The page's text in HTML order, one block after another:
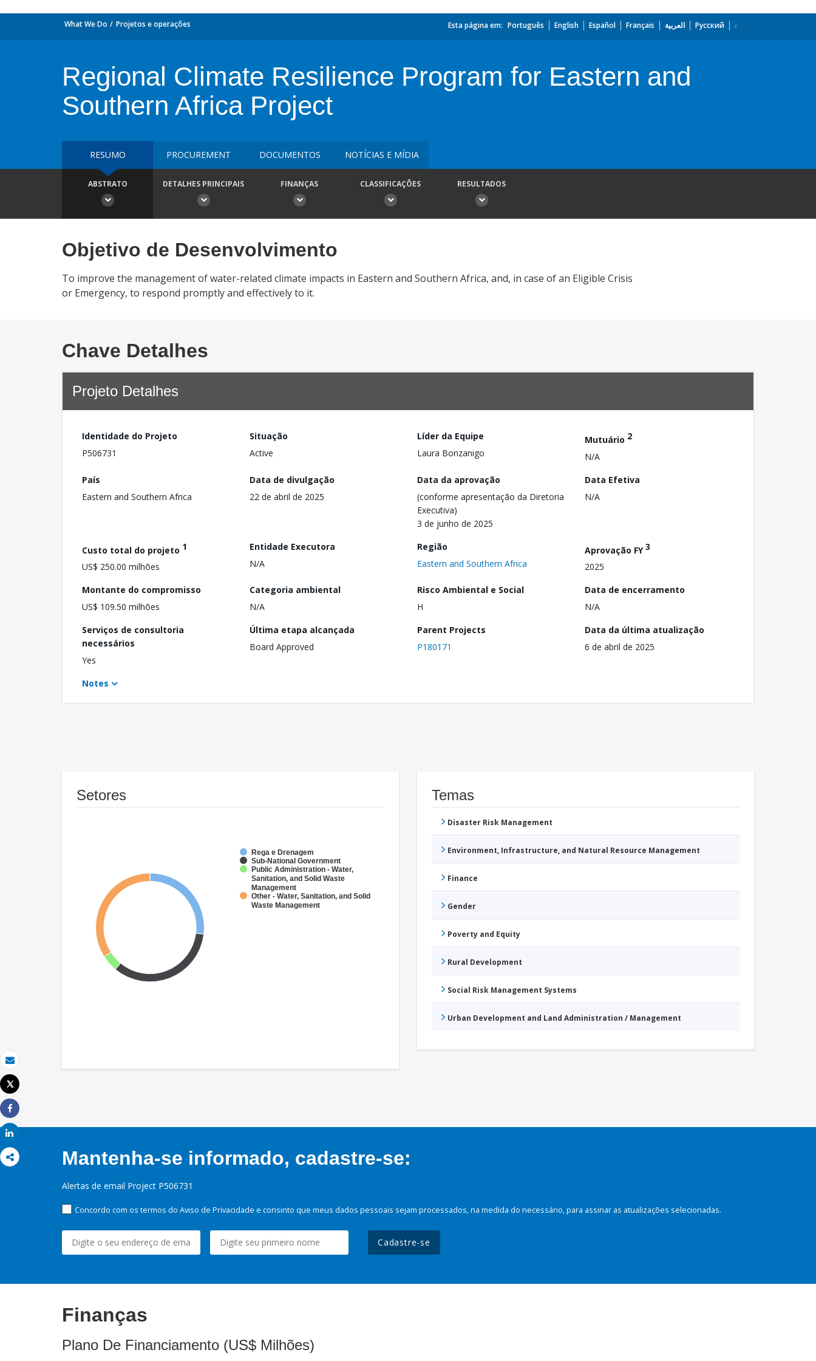
Email
Imprimir
Tweet
Share
What We Do Projetos e operações Esta página em: Português English Español Français العربية Русский
Regional Climate Resilience Program for Eastern and
Southern Africa Project
RESUMO PROCUREMENT DOCUMENTOS NOTÍCIAS E MÍDIA
ABSTRATO DETALHES PRINCIPAIS FINANÇAS CLASSIFICAÇÕES RESULTADOS
Objetivo de Desenvolvimento
To improve the management of water-related climate impacts in Eastern and Southern Africa, and, in case of an Eligible Crisis
or Emergency, to respond promptly and effectively to it.
Chave Detalhes
Projeto Detalhes
Identidade do Projeto
P506731
Situação
Active
Líder da Equipe
Laura Bonzanigo
Mutuário 2
N/A
País
Eastern and Southern Africa
Data de divulgação
22 de abril de 2025
Data da aprovação
(conforme apresentação da Diretoria
Executiva)
3 de junho de 2025
Data Efetiva
N/A
Custo total do projeto 1
US$ 250.00 milhões
Entidade Executora
N/A
Região
Eastern and Southern Africa
Aprovação FY3
2025
Montante do compromisso
US$ 109.50 milhões
Categoria ambiental
N/A
Risco Ambiental e Social
H
Data de encerramento
N/A
Serviços de consultoria
necessários
Yes
Última etapa alcançada
Board Approved
Parent Projects
P180171
Data da última atualização
6 de abril de 2025
Notes
Setores
Rega e Drenagem
Sub-National Government
Public Administration - Water,
Sanitation, and Solid Waste
Management
Other - Water, Sanitation, and Solid
Waste Management
Temas
Disaster Risk Management
Environment, Infrastructure, and Natural Resource Management
Finance
Gender
Poverty and Equity
Rural Development
Social Risk Management Systems
Urban Development and Land Administration / Management
Mantenha-se informado, cadastre-se:
Alertas de email Project P506731
Concordo com os termos do Aviso de Privacidade e consinto que meus dados pessoais sejam processados, na medida do necessário, para assinar as atualizações selecionadas.
Cadastre-se
Finanças
Plano De Financiamento (US$ Milhões)